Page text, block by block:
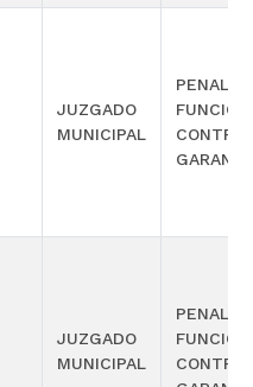
JUZGADO
MUNICIPAL
PENAL
JUZGADO
MUNICIPAL
PENAL